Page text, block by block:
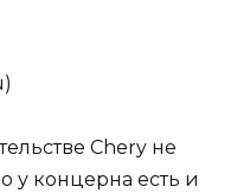
Chery не
у концерна есть и